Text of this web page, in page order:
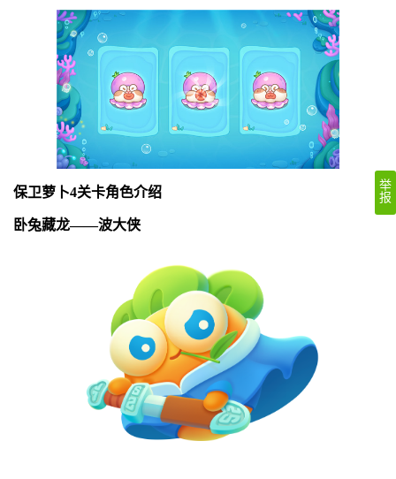
保卫萝卜4关卡角色介绍
卧兔藏龙——波大侠
举
报